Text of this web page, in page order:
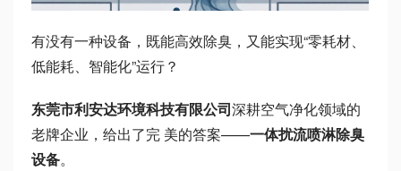
有没有一种设备，既能高效除臭，又能实现“零耗材、
低能耗、智能化”运行？
东莞市利安达环境科技有限公司深耕空气净化领域的
老牌企业，给出了完 美的答案——一体扰流喷淋除臭
设备。